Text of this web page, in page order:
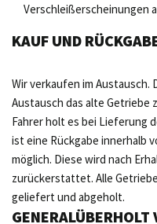
Verschleißerscheinungen
KAUF UND
Wir verkaufen im
Austausch das alte Getriebe
Fahrer holt es bei Lieferung
ist eine Rückgabe innerhalb
möglich. Diese wird nach
zurückerstattet. Alle
geliefert und abgeholt.
GENERALÜBERHOLT